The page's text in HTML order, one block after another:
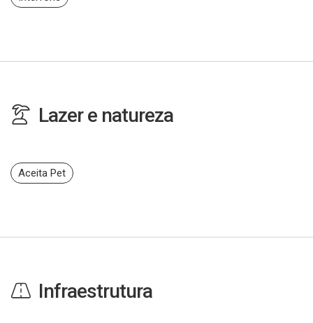
Lazer e natureza
Aceita Pet
Infraestrutura